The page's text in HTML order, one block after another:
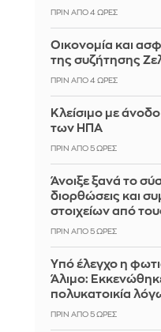
ΠΡΙΝ ΑΠΌ 4 ΏΡΕΣ
Οικονομία και
της συζήτησης
ΠΡΙΝ ΑΠΌ 4 ΏΡΕΣ
Κλείσιμο με
των ΗΠΑ
ΠΡΙΝ ΑΠΌ 5 ΏΡΕΣ
Άνοιξε ξανά το
διορθώσεις και
στοιχείων από
ΠΡΙΝ ΑΠΌ 5 ΏΡΕΣ
Yπό έλεγχο η
Άλιμο:
πολυκατοικία
ΠΡΙΝ ΑΠΌ 5 ΏΡΕΣ